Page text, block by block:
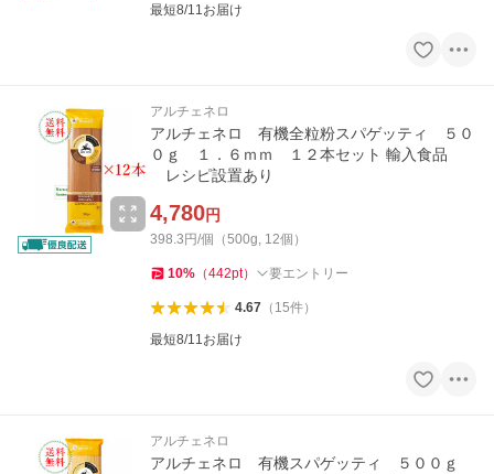
最短8/11お届け
アルチェネロ
アルチェネロ 有機全粒粉スパゲッティ ５０
０ｇ １．６ｍｍ １２本セット 輸入食品
レシピ設置あり
4,780円
398.3円/個（500g, 12個）
10% （442pt） 要エントリー
4.67（ 15件）
最短8/11お届け
アルチェネロ
アルチェネロ 有機スパゲッティ ５００ｇ